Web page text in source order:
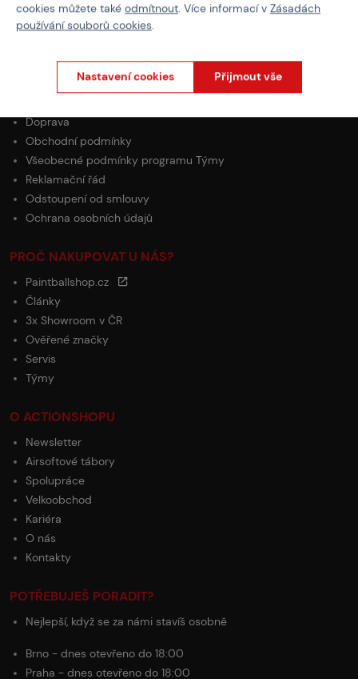
Doprava
Obchodní podmínky
Všeobecné podmínky programu Týmy
Reklamační řád
Odstoupení od smlouvy
Ochrana osobních údajů
PROČ NAKUPOVAT U NÁS?
Paintballshop.cz
Články
3x Showroom v ČR
Ověřené značky
Servis
Týmy
O ACTIONSHOPU
Newsletter
Airsoftové tábory
Spolupráce
Velkoobchod
Kariéra
O nás
Kontakty
POTŘEBUJEŠ PORADIT?
Nejlepší, když se za námi stavíš osobně
Brno - dnes otevřeno do 18:00
Praha - dnes otevřeno do 18:00
cookies můžete také odmítnout. Více informací v Zásadách
používání souborů cookies.
Nastavení cookies Přijmout vše